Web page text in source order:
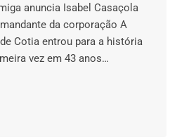
anuncia Isabel Casaçola
da corporação A
Cotia entrou para a história
vez em 43 anos…